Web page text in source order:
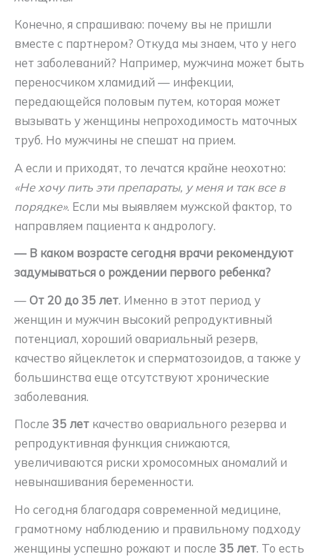
Конечно, я спрашиваю: почему вы не пришли
вместе с партнером? Откуда мы знаем, что у него
нет заболеваний? Например, мужчина может быть
переносчиком хламидий — инфекции,
передающейся половым путем, которая может
вызывать у женщины непроходимость маточных
труб. Но мужчины не спешат на прием.
А если и приходят, то лечатся крайне неохотно:
«Не хочу пить эти препараты, у меня и так все в
порядке». Если мы выявляем мужской фактор, то
направляем пациента к андрологу.
— В каком возрасте сегодня врачи рекомендуют
задумываться о рождении первого ребенка?
— От 20 до 35 лет. Именно в этот период у
женщин и мужчин высокий репродуктивный
потенциал, хороший овариальный резерв,
качество яйцеклеток и сперматозоидов, а также у
большинства еще отсутствуют хронические
заболевания.
После 35 лет качество овариального резерва и
репродуктивная функция снижаются,
увеличиваются риски хромосомных аномалий и
невынашивания беременности.
Но сегодня благодаря современной медицине,
грамотному наблюдению и правильному подходу
женщины успешно рожают и после 35 лет. То есть